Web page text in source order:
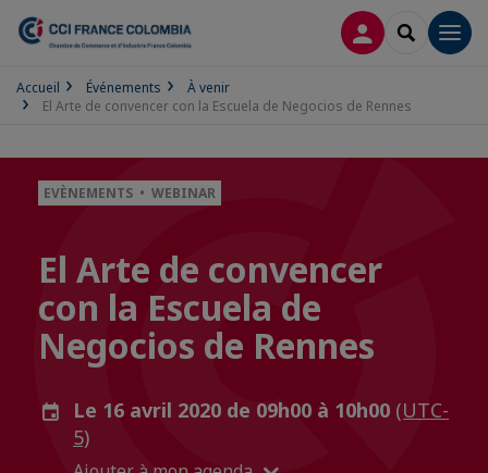
CONNEXION
Accueil Événements
À venir
El Arte de convencer con la Escuela de Negocios de Rennes
EVÈNEMENTS • WEBINAR
El Arte de convencer
con la Escuela de
Negocios de Rennes
Le 16 avril 2020 de 09h00 à 10h00 (UTC-
5)